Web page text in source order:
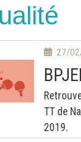
27/
TT de
2019.